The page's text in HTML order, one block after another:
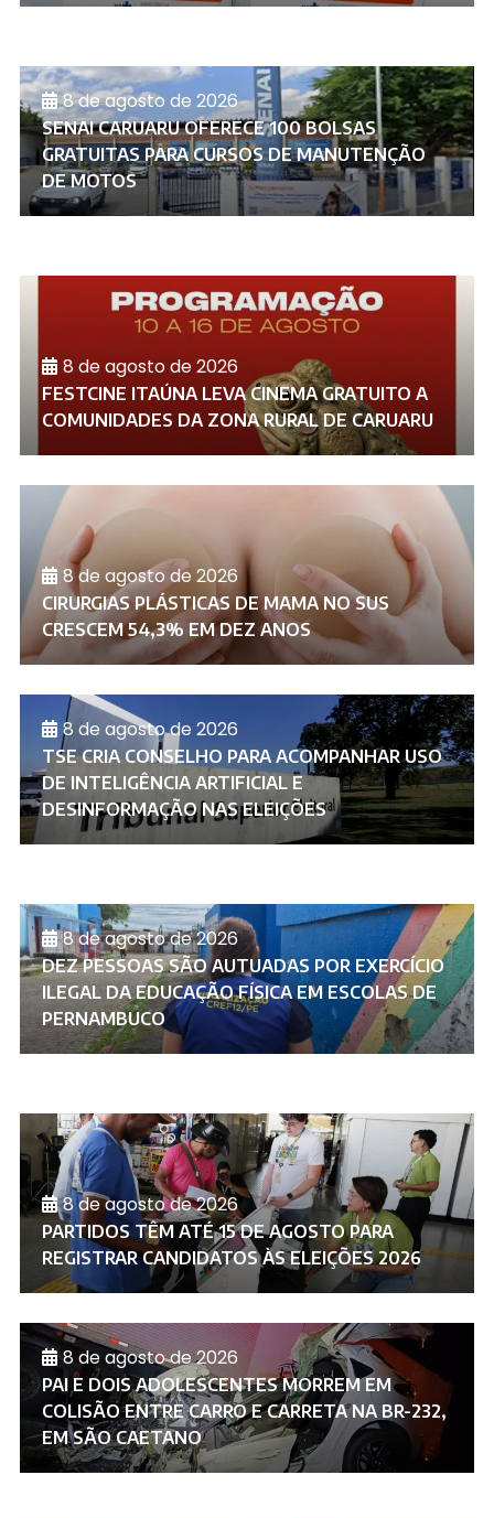
8 de agosto de 2026
SENAI CARUARU OFERECE 100 BOLSAS
GRATUITAS PARA CURSOS DE MANUTENÇÃO
DE MOTOS
8 de agosto de 2026
FESTCINE ITAÚNA LEVA CINEMA GRATUITO A
COMUNIDADES DA ZONA RURAL DE CARUARU
8 de agosto de 2026
CIRURGIAS PLÁSTICAS DE MAMA NO SUS
CRESCEM 54,3% EM DEZ ANOS
8 de agosto de 2026
TSE CRIA CONSELHO PARA ACOMPANHAR USO
DE INTELIGÊNCIA ARTIFICIAL E
DESINFORMAÇÃO NAS ELEIÇÕES
8 de agosto de 2026
DEZ PESSOAS SÃO AUTUADAS POR EXERCÍCIO
ILEGAL DA EDUCAÇÃO FÍSICA EM ESCOLAS DE
PERNAMBUCO
8 de agosto de 2026
PARTIDOS TÊM ATÉ 15 DE AGOSTO PARA
REGISTRAR CANDIDATOS ÀS ELEIÇÕES 2026
8 de agosto de 2026
PAI E DOIS ADOLESCENTES MORREM EM
COLISÃO ENTRE CARRO E CARRETA NA BR-232,
EM SÃO CAETANO